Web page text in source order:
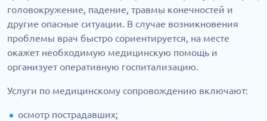
головокружение, падение, травмы конечностей и
другие опасные ситуации. В случае возникновения
проблемы врач быстро сориентируется, на месте
окажет необходимую медицинскую помощь и
организует оперативную госпитализацию.
Услуги по медицинскому сопровождению включают:
осмотр пострадавших;